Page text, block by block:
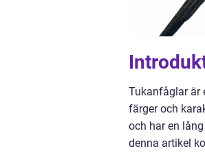
Tukanfåglar är
färger och
och har en
denna artikel